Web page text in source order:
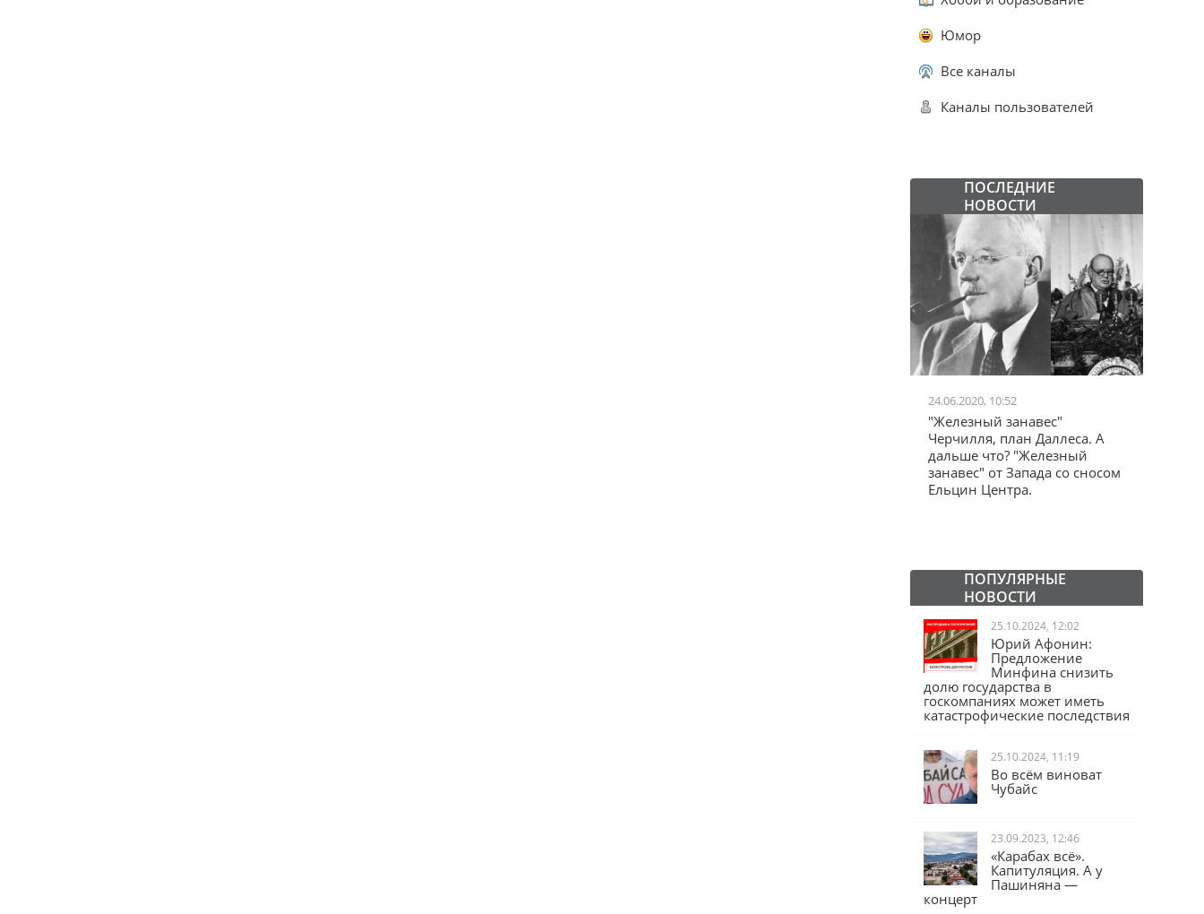
Юмор
Все каналы
Каналы пользователей
ПОСЛЕДНИЕ
НОВОСТИ
24.06.2020, 10:52
"Железный занавес"
Черчилля, план Даллеса. А
дальше что? "Железный
занавес" от Запада со сносом
Ельцин Центра.
ПОПУЛЯРНЫЕ
НОВОСТИ
25.10.2024, 12:02
Юрий Афонин:
Предложение
Минфина снизить
долю государства в
госкомпаниях может иметь
катастрофические последствия
25.10.2024, 11:19
Во всём виноват
Чубайс
23.09.2023, 12:46
«Карабах всё».
Капитуляция. А у
Пашиняна —
концерт